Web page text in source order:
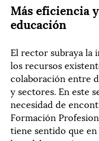
Más eficiencia
educación
El rector subraya la
los recursos
colaboración entre
y sectores. En este
necesidad de
Formación
tiene sentido que